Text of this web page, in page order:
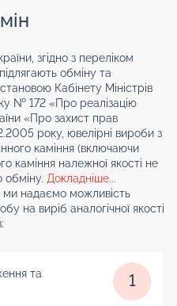
згідно з переліком
обміну та
Кабінету Міністрів
№ 172 «Про реалізацію
«Про захист прав
року, ювелірні вироби з
каміння (включаючи
каміння належної якості не
Докладніше...
ми надаємо можливість
на виріб аналогічної якості
та
1